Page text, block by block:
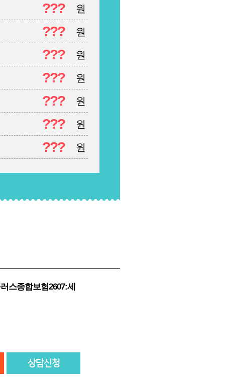
???
원
???
원
???
원
???
원
???
원
???
원
??? 원
스종합보험2607:세
상담신청